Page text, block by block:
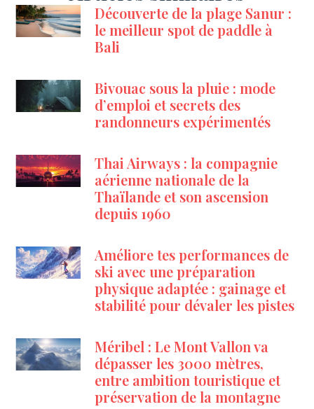
Découverte de la plage Sanur :
le meilleur spot de paddle à
Bali
Bivouac sous la pluie : mode
d’emploi et secrets des
randonneurs expérimentés
Thai Airways : la compagnie
aérienne nationale de la
Thaïlande et son ascension
depuis 1960
Améliore tes performances de
ski avec une préparation
physique adaptée : gainage et
stabilité pour dévaler les pistes
Méribel : Le Mont Vallon va
dépasser les 3000 mètres,
entre ambition touristique et
préservation de la montagne